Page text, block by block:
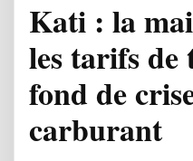
Kati : la
les tarifs
fond de
carburant